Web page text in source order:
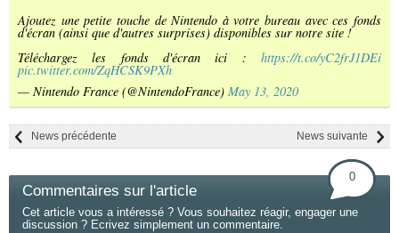
Ajoutez une petite touche de Nintendo à votre bureau avec ces fonds
d'écran (ainsi que d'autres surprises) disponibles sur notre site !
Téléchargez les fonds d'écran ici : https://t.co/yC2frJ1DEi
pic.twitter.com/ZqHCSK9PXh
— Nintendo France (@NintendoFrance) May 13, 2020
News suivante
News précédente
Commentaires sur l'article
0
Cet article vous a intéressé ? Vous souhaitez réagir, engager une
discussion ? Ecrivez simplement un commentaire.